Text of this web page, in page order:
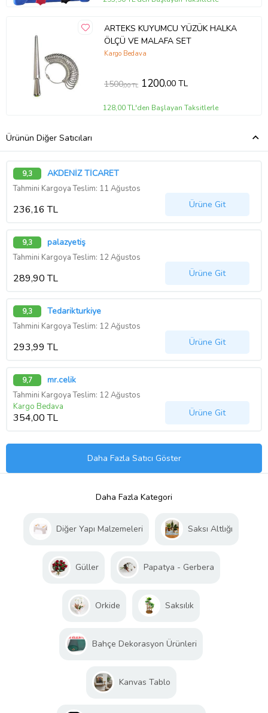
ARTEKS KUYUMCU YÜZÜK HALKA
ÖLÇÜ VE MALAFA SET
Kargo Bedava
1500,00 TL 1200,00 TL
128,00 TL'den Başlayan Taksitlerle
Ürünün Diğer Satıcıları
9,3 AKDENİZ TİCARET
Tahmini Kargoya Teslim: 11 Ağustos
236,16 TL Ürüne Git
9,3 palazyetiş
Tahmini Kargoya Teslim: 12 Ağustos
289,90 TL Ürüne Git
9,3 Tedarikturkiye
Tahmini Kargoya Teslim: 12 Ağustos
293,99 TL Ürüne Git
9,7 mr.celik
Tahmini Kargoya Teslim: 12 Ağustos
Kargo Bedava
354,00 TL Ürüne Git
Daha Fazla Satıcı Göster
Daha Fazla Kategori
Diğer Yapı Malzemeleri Saksı Altlığı
Güller Papatya - Gerbera
Orkide Saksılık
Bahçe Dekorasyon Ürünleri
Kanvas Tablo